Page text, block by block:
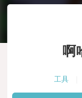
啊
工具